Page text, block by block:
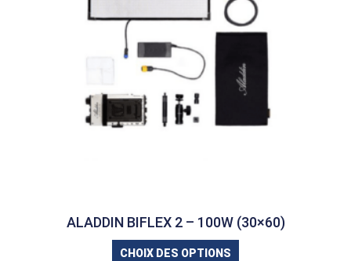
ALADDIN BIFLEX 2 – 100W (30×60)
CHOIX DES OPTIONS